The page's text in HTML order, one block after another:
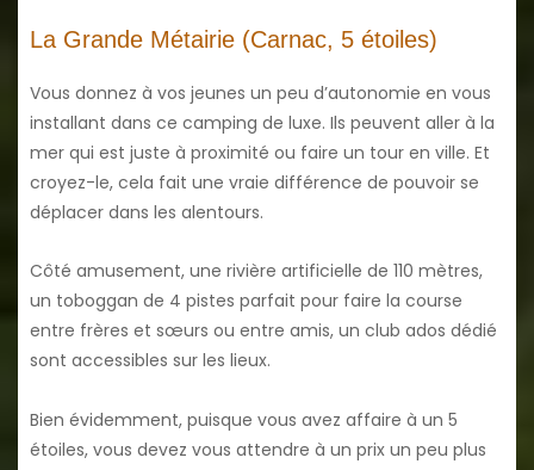
La Grande Métairie (Carnac, 5 étoiles)
Vous donnez à vos jeunes un peu d’autonomie en vous
installant dans ce camping de luxe. Ils peuvent aller à la
mer qui est juste à proximité ou faire un tour en ville. Et
croyez-le, cela fait une vraie différence de pouvoir se
déplacer dans les alentours.
Côté amusement, une rivière artificielle de 110 mètres,
un toboggan de 4 pistes parfait pour faire la course
entre frères et sœurs ou entre amis, un club ados dédié
sont accessibles sur les lieux.
Bien évidemment, puisque vous avez affaire à un 5
étoiles, vous devez vous attendre à un prix un peu plus